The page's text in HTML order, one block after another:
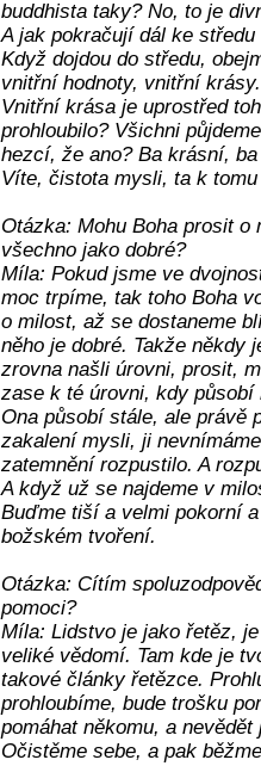
buddhista taky? No, to je
A jak pokračují dál ke
Když dojdou do středu,
vnitřní hodnoty, vnitřní krásy.
Vnitřní krása je uprostřed
prohloubilo? Všichni
hezcí, že ano? Ba krásní,
Víte, čistota mysli, ta k
Otázka: Mohu Boha prosit
všechno jako dobré?
Míla: Pokud jsme ve
moc trpíme, tak toho Boha
o milost, až se dostaneme
něho je dobré. Takže někdy
zrovna našli úrovni, prosit,
zase k té úrovni, kdy
Ona působí stále, ale právě
zakalení mysli, ji
zatemnění rozpustilo. A
A když už se najdeme v
Buďme tiší a velmi pokorní
božském tvoření.
Otázka: Cítím
pomoci?
Míla: Lidstvo je jako řetěz,
veliké vědomí. Tam kde je
takové články řetězce.
prohloubíme, bude trošku
pomáhat někomu, a nevědět
Očistěme sebe, a pak